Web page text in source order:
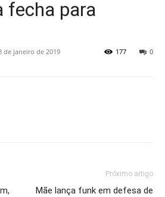
fecha para
de janeiro de 2019 0
177
Próximo artigo
Mãe lança funk em defesa de